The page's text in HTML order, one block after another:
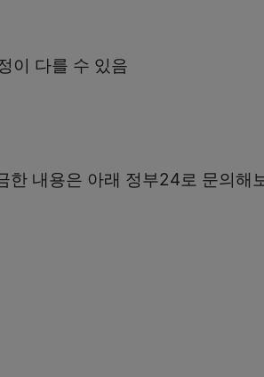
이 다를 수 있음
한 내용은 아래 정부24로 문의해